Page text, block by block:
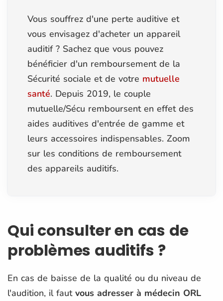
Vous souffrez d'une perte auditive et
vous envisagez d'acheter un appareil
auditif ? Sachez que vous pouvez
bénéficier d'un remboursement de la
Sécurité sociale et de votre mutuelle
santé. Depuis 2019, le couple
mutuelle/Sécu remboursent en effet des
aides auditives d'entrée de gamme et
leurs accessoires indispensables. Zoom
sur les conditions de remboursement
des appareils auditifs.
Qui consulter en cas de
problèmes auditifs ?
En cas de baisse de la qualité ou du niveau de
l'audition, il faut vous adresser à médecin ORL